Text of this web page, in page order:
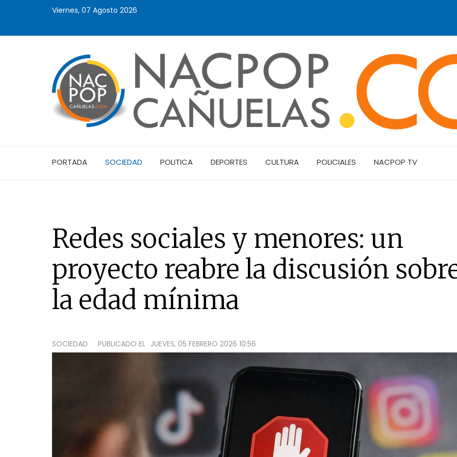
Viernes, 07 Agosto 2026
PORTADA SOCIEDAD POLITICA DEPORTES CULTURA POLICIALES NACPOP TV
Redes sociales y menores: un
proyecto reabre la discusión
la edad mínima
SOCIEDAD PUBLICADO EL JUEVES, 05 FEBRERO 2026 10:56